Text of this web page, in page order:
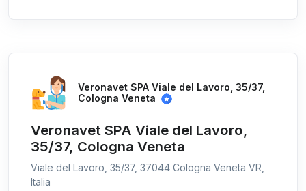
Veronavet SPA Viale del Lavoro, 35/37,
Cologna Veneta
Veronavet SPA Viale del Lavoro,
35/37, Cologna Veneta
Viale del Lavoro, 35/37, 37044 Cologna Veneta VR,
Italia